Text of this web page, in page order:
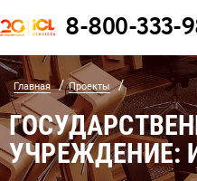
УСЛУГИ И РЕШЕНИЯ
Центр ИБ-экспертизы
Разработка цифровых
ПРОДУКТЫ
Продукты для
Продукты для
ПАРТНЕРЫ
ICL Services
История
Сотрудничество
Новости
События
Видео
8-800-333-
Главная / Проекты /
УЧРЕЖДЕНИЕ: